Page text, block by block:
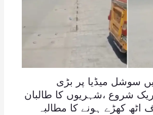
سوشل میڈیا پر بڑی
شروع ،شہریوں کا طالبان
اٹھ کھڑے ہونے کا مطالبہ